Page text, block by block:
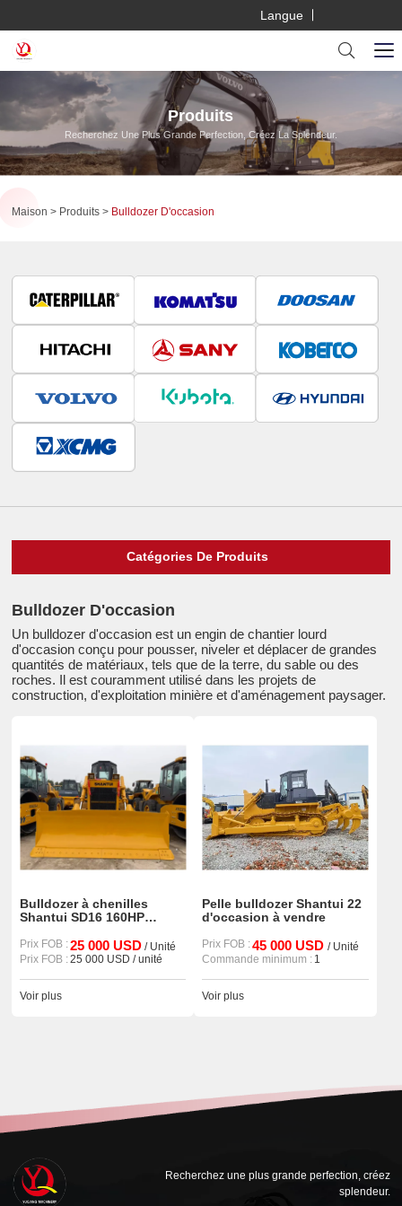
Langue
Produits
Recherchez Une Plus Grande Perfection, Créez La Splendeur.
Maison Produits Bulldozer D'occasion
Catégories De Produits
Bulldozer D'occasion
Un bulldozer d'occasion est un engin de chantier lourd
d'occasion conçu pour pousser, niveler et déplacer de grandes
quantités de matériaux, tels que de la terre, du sable ou des
roches. Il est couramment utilisé dans les projets de
construction, d'exploitation minière et d'aménagement paysager.
Bulldozer à chenilles
Shantui SD16 160HP
chantier haute
performance pour la
Prix FOB :25 000 USD/ Unité
Prix FOB :25 000 USD / unité
Voir plus
Pelle bulldozer Shantui 22
d'occasion à vendre
Prix FOB :45 000 USD / Unité
Commande minimum : 1
Voir plus
Recherchez une plus grande perfection, créez
splendeur.